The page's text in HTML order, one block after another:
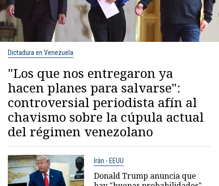
Dictadura en Venezuela
"Los que nos entregaron ya
hacen planes para salvarse":
controversial periodista afín al
chavismo sobre la cúpula actual
del régimen venezolano
Irán - EEUU
Donald Trump anuncia que